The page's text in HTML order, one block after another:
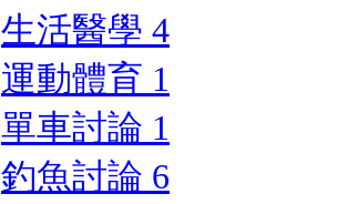
生活醫學 4
運動體育 1
單車討論 1
釣魚討論 6